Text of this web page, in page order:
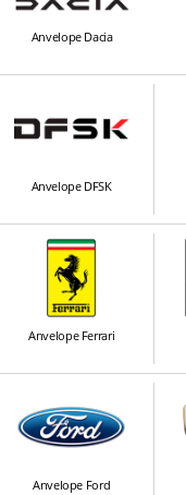
Anvelope Dacia
Anvelope DFSK
Anvelope Ferrari
Anvelope Ford